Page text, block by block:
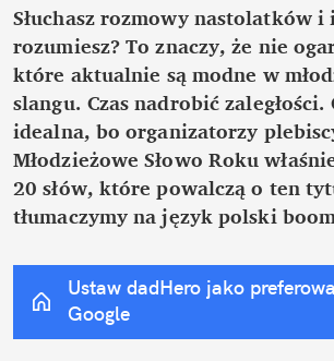
Słuchasz rozmowy nastolatków i
rozumiesz? To znaczy, że nie
które aktualnie są modne w
slangu. Czas nadrobić
idealna, bo organizatorzy
Młodzieżowe Słowo Roku
20 słów, które powalczą o ten
tłumaczymy na język polski
Ustaw dadHero jako
Google